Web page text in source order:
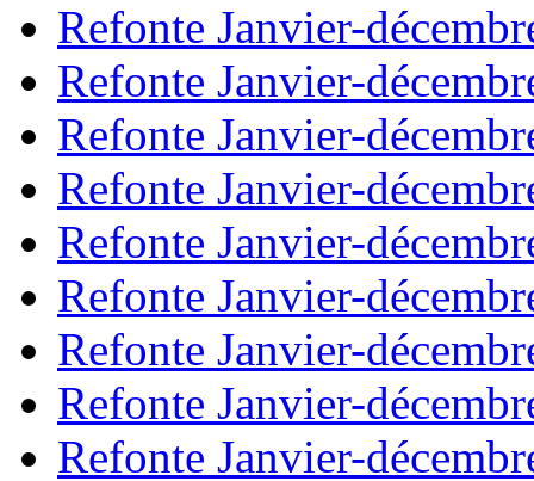
Refonte Janvier-
Refonte Janvier-
Refonte Janvier-
Refonte Janvier-
Refonte Janvier-
Refonte Janvier-
Refonte Janvier-
Refonte Janvier-
Refonte Janvier-